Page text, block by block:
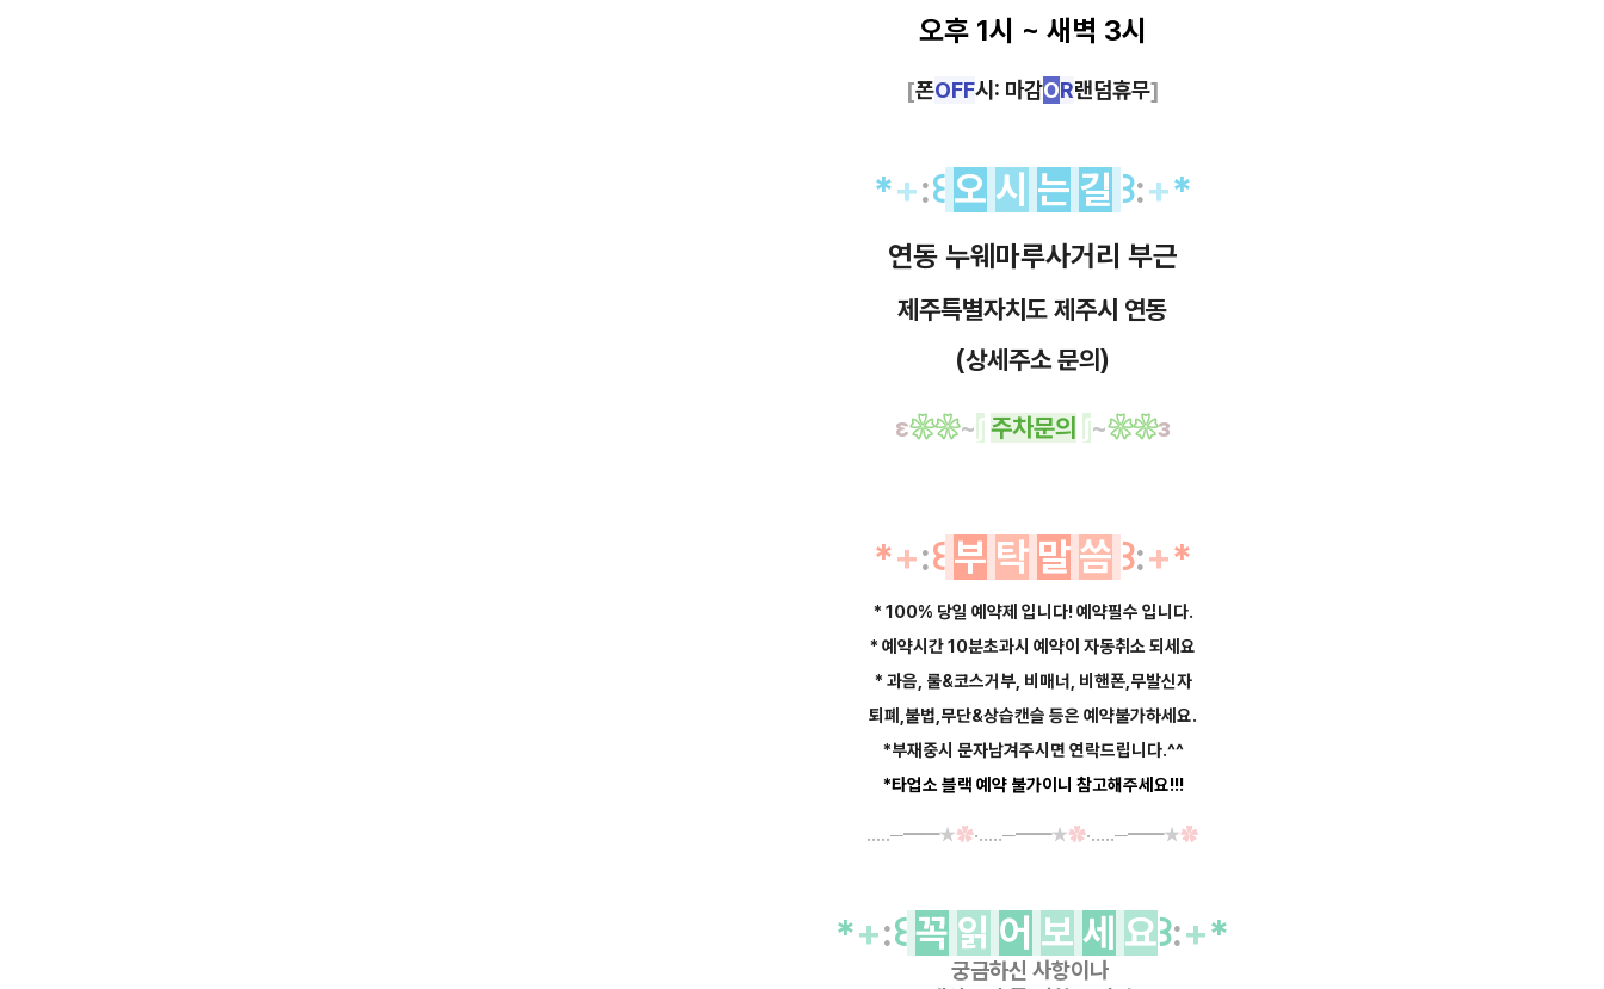
오후 1시 ~ 새벽 3시
[폰OFF시: 마감OR랜덤휴무]
*+:꒰ 오 시 는 길 ꒱:+*
연동 누웨마루사거리 부근
제주특별자치도 제주시 연동
(상세주소 문의)
ε❀❀~∫ 주차문의 ∫~❀❀з
*+:꒰ 부 탁 말 씀 ꒱:+*
* 100% 당일 예약제 입니다! 예약필수 입니다.
* 예약시간 10분초과시 예약이 자동취소 되세요
* 과음, 룰&코스거부, 비매너, 비핸폰,무발신자
퇴폐,불법,무단&상습캔슬 등은 예약불가하세요.
*부재중시 문자남겨주시면 연락드립니다.^^
*타업소 블랙 예약 불가이니 참고해주세요!!!
‥…─━━★✿·‥…─━━★✿·‥…─━━★✿
*+:꒰꼭 읽 어 보 세 요꒱:+*
궁금하신 사항이나